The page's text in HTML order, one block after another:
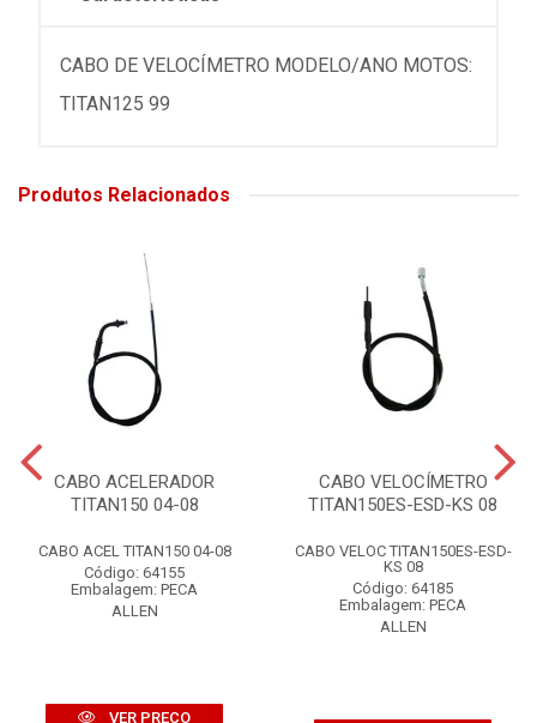
CABO DE VELOCÍMETRO MODELO/ANO MOTOS:
TITAN125 99
Produtos Relacionados
CABO ACELERADOR
TITAN150 04-08
CABO ACEL TITAN150 04-08
Código: 64155
Embalagem: PECA
ALLEN
VER PREÇO
CABO VELOCÍMETRO
TITAN150ES-ESD-KS 08
CABO VELOC TITAN150ES-ESD-
KS 08
Código: 64185
Embalagem: PECA
ALLEN